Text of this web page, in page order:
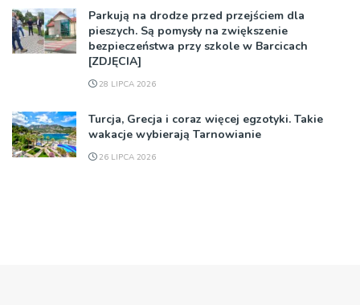
Parkują na drodze przed przejściem dla
pieszych. Są pomysły na zwiększenie
bezpieczeństwa przy szkole w Barcicach
[ZDJĘCIA]
28 LIPCA 2026
Turcja, Grecja i coraz więcej egzotyki. Takie
wakacje wybierają Tarnowianie
26 LIPCA 2026